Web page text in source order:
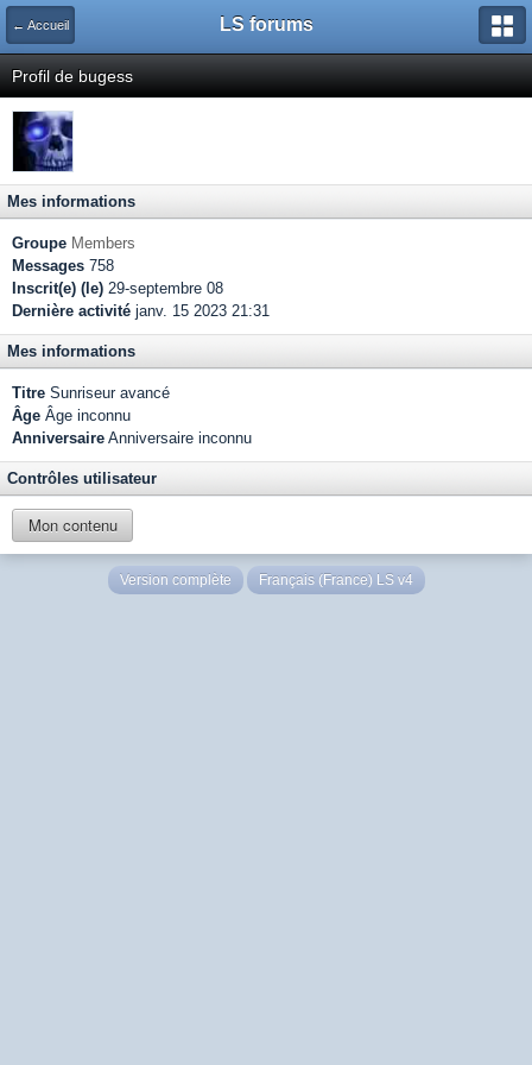
← Accueil LS forums
Profil de bugess
Mes informations
Groupe Members
Messages 758
Inscrit(e) (le) 29-septembre 08
Dernière activité janv. 15 2023 21:31
Mes informations
Titre Sunriseur avancé
Âge Âge inconnu
Anniversaire Anniversaire inconnu
Contrôles utilisateur
Mon contenu
Version complète Français (France) LS v4